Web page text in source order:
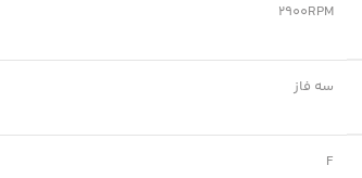
2900RPM
سه فاز
F